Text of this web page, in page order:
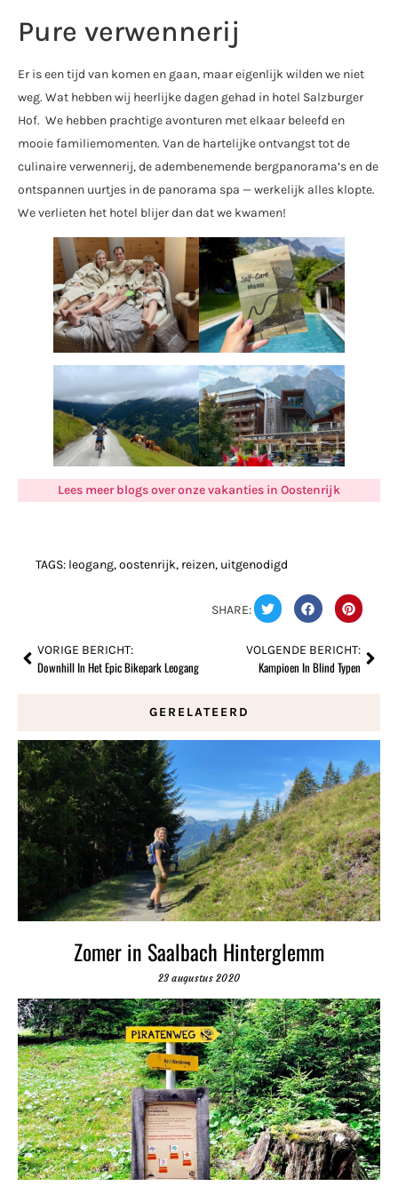
Pure verwennerij
Er is een tijd van komen en gaan, maar eigenlijk wilden we niet
weg. Wat hebben wij heerlijke dagen gehad in hotel Salzburger
Hof. We hebben prachtige avonturen met elkaar beleefd en
mooie familiemomenten. Van de hartelijke ontvangst tot de
culinaire verwennerij, de adembenemende bergpanorama’s en de
ontspannen uurtjes in de panorama spa — werkelijk alles klopte.
We verlieten het hotel blijer dan dat we kwamen!
Lees meer blogs over onze vakanties in Oostenrijk
TAGS: leogang,oostenrijk, reizen, uitgenodigd
SHARE:
VORIGE BERICHT:
Downhill In Het Epic Bikepark Leogang
VOLGENDE BERICHT:
Kampioen In Blind Typen
GERELATEERD
Zomer in Saalbach Hinterglemm
23 augustus 2020